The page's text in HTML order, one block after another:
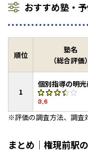
おすすめ塾・
順位
塾名
（総合評価）
1
個別指導の明
3.6
※評価の調査方法、調査
まとめ｜権現前駅